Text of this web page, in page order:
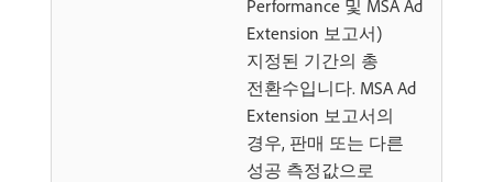
Performance 및 MSA Ad
Extension 보고서)
지정된 기간의 총
전환수입니다. MSA Ad
Extension 보고서의
경우, 판매 또는 다른
성공 측정값으로